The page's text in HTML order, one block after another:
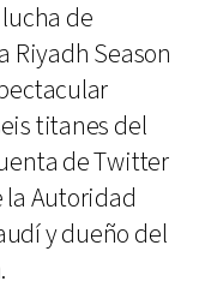
de
Riyadh Season
titanes del
de Twitter
Autoridad
y dueño del